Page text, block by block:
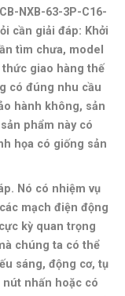
NXB-63-3P-C16-
cần giải đáp: Khởi
tìm chưa, model
giao hàng thế
có đúng nhu cầu
hành không, sản
phẩm này có
họa có giống sản
Nó có nhiệm vụ
mạch điện động
kỳ quan trọng
chúng ta có thể
sáng, động cơ, tụ
nhấn hoặc có